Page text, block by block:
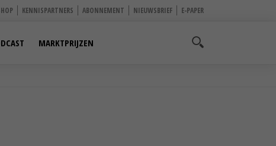
KENNISPARTNERS ABONNEMENT NIEUWSBRIEF E-PAPER
MARKTPRIJZEN